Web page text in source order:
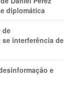
diplomática
de
interferência de
e